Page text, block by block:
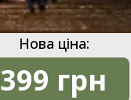
Нова ціна:
399 грн